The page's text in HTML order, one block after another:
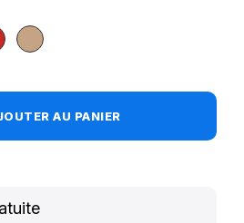
Marron
AU PANIER